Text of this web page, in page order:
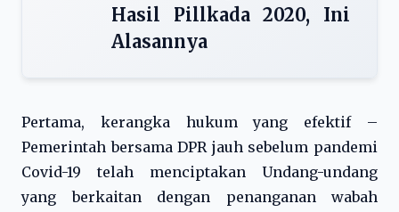
Hasil Pillkada 2020, Ini
Alasannya
Pertama, kerangka hukum yang efektif –
Pemerintah bersama DPR jauh sebelum pandemi
Covid-19 telah menciptakan Undang-undang
yang berkaitan dengan penanganan wabah